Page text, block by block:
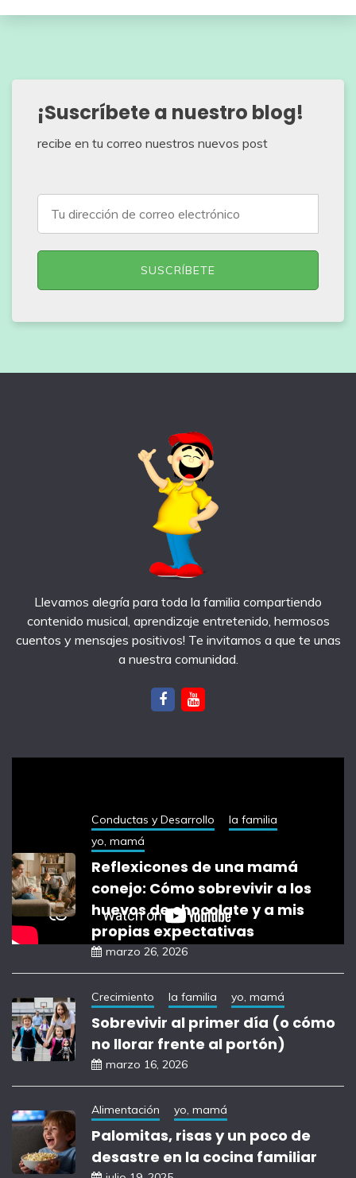
¡Suscríbete a nuestro blog!
recibe en tu correo nuestros nuevos post
Llevamos alegría para toda la familia compartiendo
contenido musical, aprendizaje entretenido, hermosos
cuentos y mensajes positivos! Te invitamos a que te unas
a nuestra comunidad.
Conductas y Desarrollo
la familia
yo, mamá
Reflexicones de una mamá
conejo: Cómo sobrevivir a los
huevos de chocolate y a mis
propias expectativas
marzo 26, 2026
Crecimiento la familia yo, mamá
Sobrevivir al primer día (o cómo
no llorar frente al portón)
marzo 16, 2026
Alimentación yo, mamá
Palomitas, risas y un poco de
desastre en la cocina familiar